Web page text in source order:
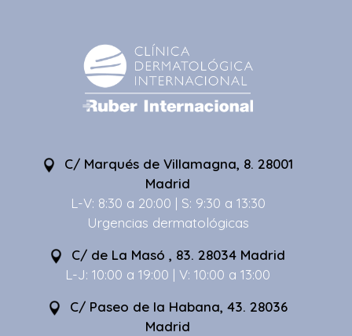
C/ Marqués de Villamagna, 8. 28001
Madrid
L-V: 8:30 a 20:00 | S: 9:30 a 13:30
Urgencias dermatológicas
C/ de La Masó , 83. 28034 Madrid
L-J: 10:00 a 19:00 | V: 10:00 a 13:00
C/ Paseo de la Habana, 43. 28036
Madrid